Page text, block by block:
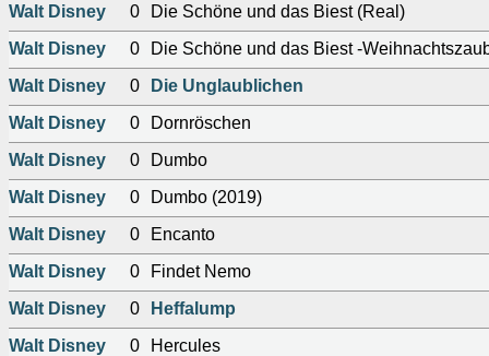
Walt Disney
0
Die Schöne und das Biest (Real)
Walt Disney
0
Die Schöne und das Biest -
Walt Disney
0
Die Unglaublichen
Walt Disney
0
Dornröschen
Walt Disney
0
Dumbo
Walt Disney
0
Dumbo (2019)
Walt Disney
0
Encanto
Walt Disney
0
Findet Nemo
Walt Disney
0
Heffalump
Walt Disney
0
Hercules